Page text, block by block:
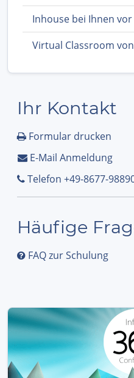
Inhouse bei Ihnen
Virtual Classroom
Ihr Kontakt
Formular drucken
E-Mail Anmeldung
Telefon +49-8677-
Häufige
FAQ zur Schulung